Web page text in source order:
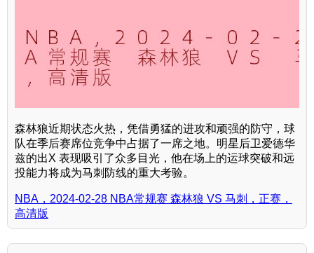
森林狼近期状态火热，凭借勇猛的进攻和顽强的防守，球
队在季后赛席位竞争中占据了一席之地。明星后卫爱德华
兹的出X 表现吸引了众多目光，他在场上的运球突破和远
投能力将成为马刺防线的重大考验。
NBA，2024-02-28 NBA常规赛 森林狼 VS 马刺，正赛，
高清版